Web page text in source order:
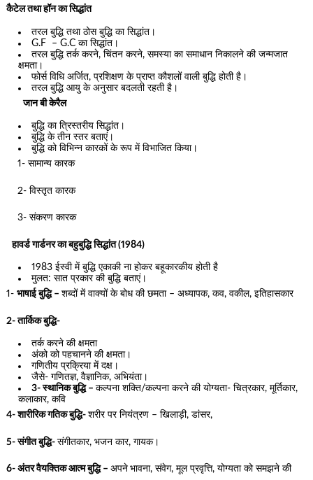
कैटेल तथा हॉन का सिद्धांत
तरल बुद्धि तथा ठोस बुद्धि का सिद्धांत।
G.F – G.C का सिद्धांत।
तरल बुद्धि तर्क करने, चिंतन करने, समस्या का समाधान निकालने की जन्मजात
क्षमता।
फोर्स विधि अर्जित, प्रशिक्षण के प्राप्त कौशलों वाली बुद्धि होती है।
तरल बुद्धि आयु के अनुसार बदलती रहती है।
जान बी केरैल
बुद्धि का त्रिस्तरीय सिद्धांत।
बुद्धि के तीन स्तर बताएं।
बुद्धि को विभिन्न कारकों के रूप में विभाजित किया।
1- सामान्य कारक
2- विस्तृत कारक
3- संकरण कारक
हावर्ड गार्डनर का बहुबुद्धि सिद्धांत (1984)
1983 ईस्वी में बुद्धि एकाकी ना होकर बहूकारकीय होती है
मुलत: सात प्रकार की बुद्धि बताएं।
1- भाषाई बुद्धि – शब्दों में वाक्यों के बोध की छमता – अध्यापक, कव, वकील, इतिहासकार
2- तार्किक बुद्धि-
तर्क करने की क्षमता
अंको को पहचानने की क्षमता।
गणितीय प्रक्रिया में दक्ष।
जैसे- गणितज्ञ, वैज्ञानिक, अभियंता।
3- स्थानिक बुद्धि –कल्पना शक्ति/कल्पना करने की योग्यता- चित्रकार, मूर्तिकार,
कलाकार, कवि
4- शारीरिक गतिक बुद्धि- शरीर पर नियंत्रण – खिलाड़ी, डांसर,
5- संगीत बुद्धि- संगीतकार, भजन कार, गायक।
6- अंतर वैयक्तिक आत्म बुद्धि – अपने भावना, संवेग, मूल प्रवृत्ति, योग्यता को समझने की